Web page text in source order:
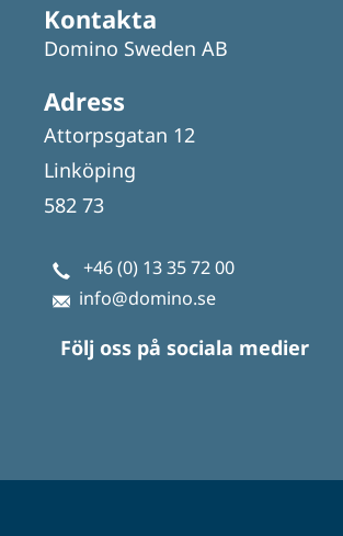
Kontakta
Domino Sweden AB
Adress
Attorpsgatan 12
Linköping
582 73
+46 (0) 13 35 72 00
info@domino.se
Följ oss på sociala medier